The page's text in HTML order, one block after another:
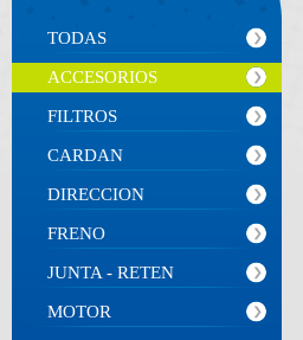
TODAS
ACCESORIOS
FILTROS
CARDAN
DIRECCION
FRENO
JUNTA - RETEN
MOTOR